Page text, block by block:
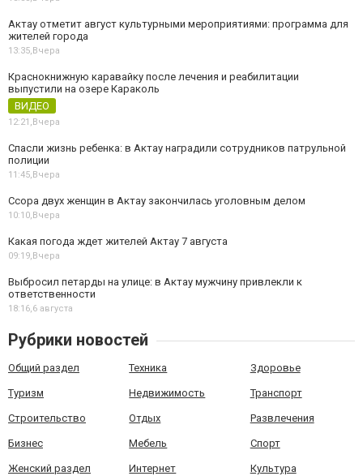
Актау отметит август культурными мероприятиями: программа для
жителей города
13:35,Вчера
Краснокнижную каравайку после лечения и реабилитации
выпустили на озере Караколь
ВИДЕО
12:21,Вчера
Спасли жизнь ребенка: в Актау наградили сотрудников патрульной
полиции
11:45,Вчера
Ссора двух женщин в Актау закончилась уголовным делом
10:10,Вчера
Какая погода ждет жителей Актау 7 августа
09:19,Вчера
Выбросил петарды на улице: в Актау мужчину привлекли к
ответственности
18:16,6 августа
Рубрики новостей
Общий раздел Техника Здоровье
Туризм Недвижимость Транспорт
Строительство Отдых Развлечения
Бизнес Мебель Спорт
Женский раздел Интернет Культура